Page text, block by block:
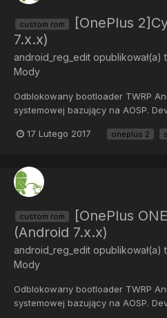
custom rom
[OnePlus
7.x.x)
android_reg_edit opublikował(a)
Mody
Odblokowany bootloader TWRP
systemowej bazujący na AOSP.
tworzyć kopie zapasowe. Ze
17 Lutego 2017 oneplus 2
custom rom
[OnePlus
(Android 7.x.x)
android_reg_edit opublikował(a)
Mody
Odblokowany bootloader TWRP
systemowej bazujący na AOSP.